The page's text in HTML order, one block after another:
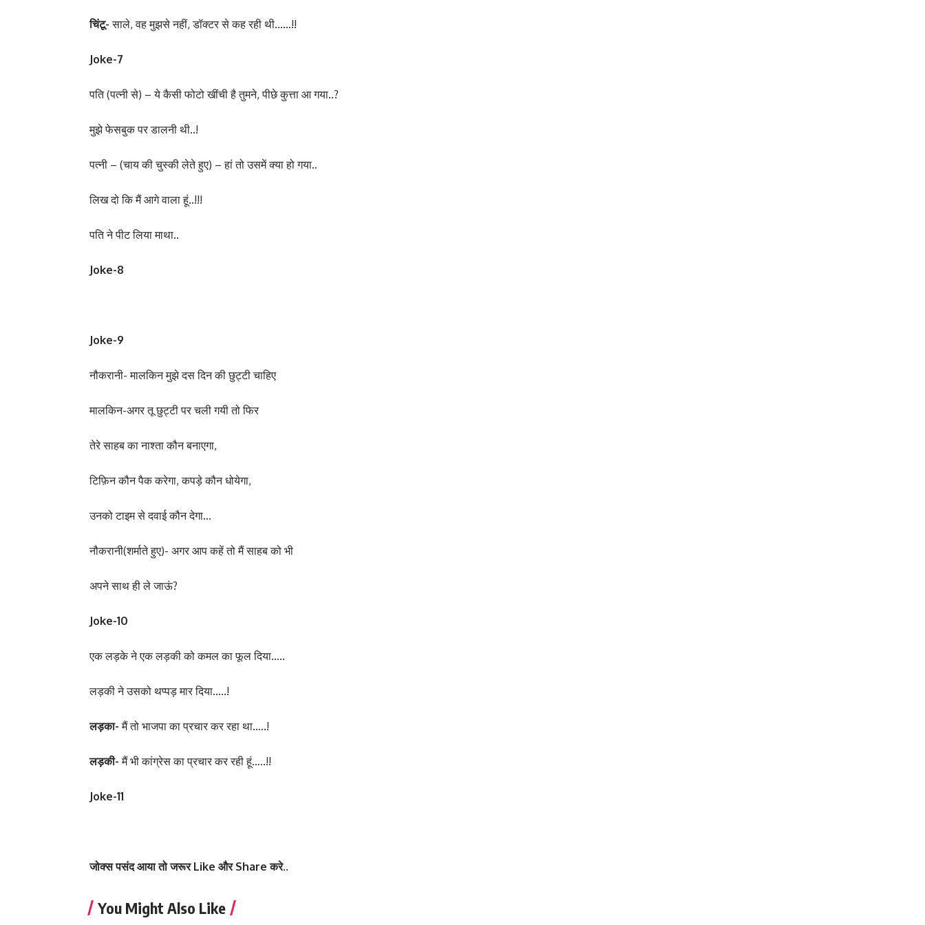
चिंटू- साले, वह मुझसे नहीं, डॉक्टर से कह रही थी……!!
Joke-7
पति (पत्नी से) – ये कैसी फोटो खींची है तुमने, पीछे कुत्ता आ गया..?
मुझे फेसबुक पर डालनी थी..!
पत्नी – (चाय की चुस्की लेते हुए) – हां तो उसमें क्या हो गया..
लिख दो कि मैं आगे वाला हूं..!!!
पति ने पीट लिया माथा..
Joke-8
Joke-9
नौकरानी- मालकिन मुझे दस दिन की छुट्टी चाहिए
मालकिन-अगर तू छुट्टी पर चली गयी तो फिर
तेरे साहब का नाश्ता कौन बनाएगा,
टिफ़िन कौन पैक करेगा, कपड़े कौन धोयेगा,
उनको टाइम से दवाई कौन देगा…
नौकरानी(शर्माते हुए)- अगर आप कहें तो मैं साहब को भी
अपने साथ ही ले जाऊं?
Joke-10
एक लड़के ने एक लड़की को कमल का फूल दिया…..
लड़की ने उसको थप्पड़ मार दिया…..!
लड़का- मैं तो भाजपा का प्रचार कर रहा था…..!
लड़की- मैं भी कांग्रेस का प्रचार कर रही हूं…..!!
Joke-11
जोक्स पसंद आया तो जरूर Like और Share करे..
You Might Also Like